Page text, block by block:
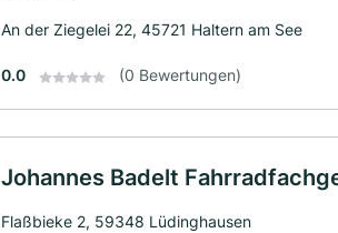
An der Ziegelei 22, 45721 Haltern am See
0.0 (0 Bewertungen)
Johannes Badelt
Flaßbieke 2, 59348 Lüdinghausen